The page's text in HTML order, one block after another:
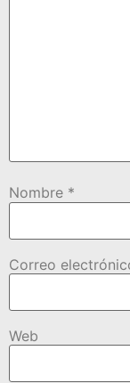
Nombre *
Correo
Web